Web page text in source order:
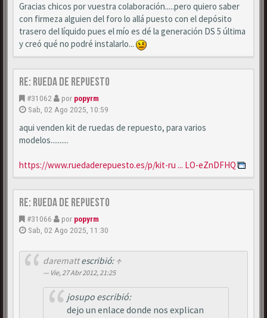
Gracias chicos por vuestra colaboración.....pero quiero saber
con firmeza alguien del foro lo allá puesto con el depósito
trasero del líquido pues el mío es dé la generación DS 5 última
y creó qué no podré instalarlo...
Re: Rueda de repuesto
#31062 por popyrm
Sab, 02 Ago 2025, 10:59
aqui venden kit de ruedas de repuesto, para varios
modelos..........
https://www.ruedaderepuesto.es/p/kit-ru ... LO-eZnDFHQ
Re: Rueda de repuesto
#31066 por popyrm
Sab, 02 Ago 2025, 11:30
daremattescribió: ↑
Vie, 27 Abr 2012, 21:25
josupo escribió:
dejo un enlace donde nos explican